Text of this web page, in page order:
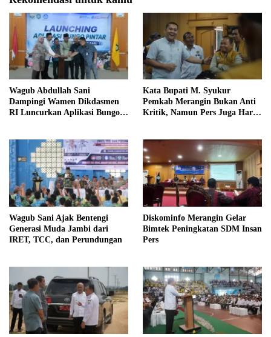
Wagub Abdullah Sani
Dampingi Wamen Dikdasmen
RI Luncurkan Aplikasi Bungo
Kata Bupati M. Syukur
Pemkab Merangin Bukan Anti
Kritik, Namun Pers Juga Harus
Wagub Sani Ajak Bentengi
Generasi Muda Jambi dari
IRET, TCC, dan Perundungan
Diskominfo Merangin Gelar
Bimtek Peningkatan SDM Insan
Pers